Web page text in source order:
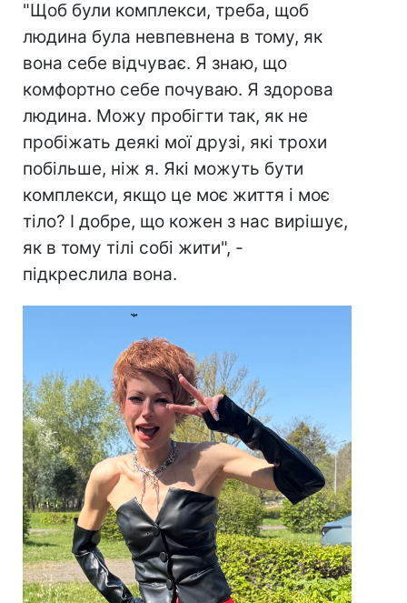
"Щоб були комплекси, треба, щоб
людина була невпевнена в тому, як
вона себе відчуває. Я знаю, що
комфортно себе почуваю. Я здорова
людина. Можу пробігти так, як не
пробіжать деякі мої друзі, які трохи
побільше, ніж я. Які можуть бути
комплекси, якщо це моє життя і моє
тіло? І добре, що кожен з нас вирішує,
як в тому тілі собі жити", -
підкреслила вона.